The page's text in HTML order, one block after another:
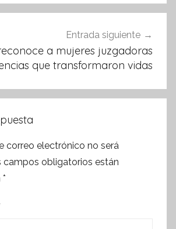
Entrada siguiente
a mujeres juzgadoras
que transformaron vidas
correo electrónico no será
campos obligatorios están
*